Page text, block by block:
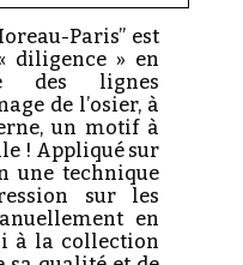
Paris” est
diligence » en
des lignes
de l’osier, à
un motif à
! Appliqué sur
une technique
sur les
en
à la collection